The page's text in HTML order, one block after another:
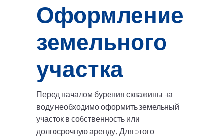
Оформление
земельного
участка
Перед началом бурения скважины на
воду необходимо оформить земельный
участок в собственность или
долгосрочную аренду. Для этого